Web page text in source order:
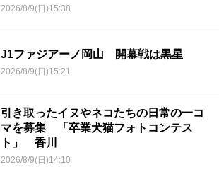
2026/8/9(日)15:38
J1ファジアーノ岡山 開幕戦は黒星
2026/8/9(日)15:21
引き取ったイヌやネコたちの日常の一コ
マを募集 「卒業犬猫フォトコンテス
ト」 香川
2026/8/9(日)14:10